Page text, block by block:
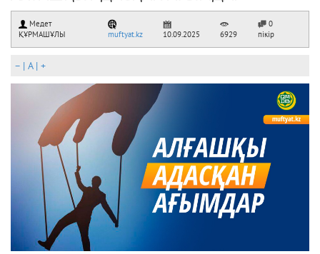
Медет
ҚҰРМАШҰЛЫ
muftyat.kz 10.09.2025 6929
0
пікір
– | A| +